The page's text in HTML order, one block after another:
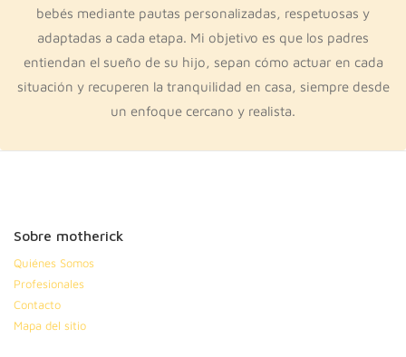
bebés mediante pautas personalizadas, respetuosas y
adaptadas a cada etapa. Mi objetivo es que los padres
entiendan el sueño de su hijo, sepan cómo actuar en cada
situación y recuperen la tranquilidad en casa, siempre desde
un enfoque cercano y realista.
Sobre motherick
Quiénes Somos
Profesionales
Contacto
Mapa del sitio